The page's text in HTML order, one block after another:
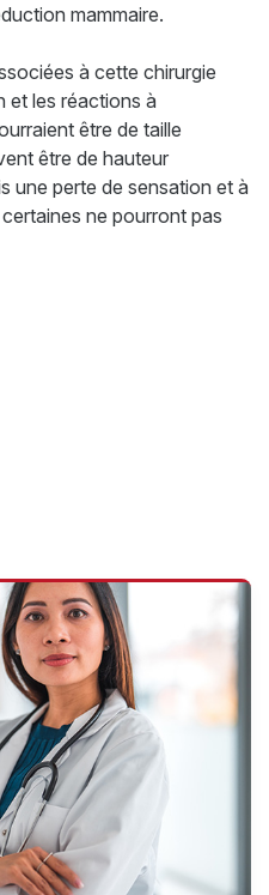
mammaire.
à cette chirurgie
et les réactions à
être de taille
être de hauteur
une perte de sensation et à
ne pourront pas